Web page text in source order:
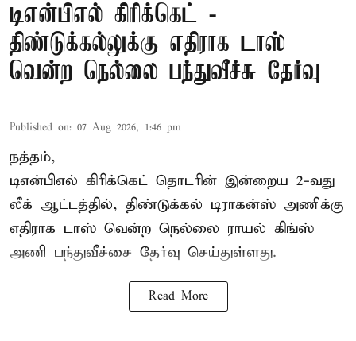
டிஎன்பிஎல் கிரிக்கெட் -
திண்டுக்கல்லுக்கு எதிராக டாஸ்
வென்ற நெல்லை பந்துவீச்சு தேர்வு
Published on: 07 Aug 2026, 1:46 pm
நத்தம்,
டிஎன்பிஎல் கிரிக்கெட் தொடரின் இன்றைய 2-வது
லீக் ஆட்டத்தில், திண்டுக்கல் டிராகன்ஸ் அணிக்கு
எதிராக டாஸ் வென்ற நெல்லை ராயல் கிங்ஸ்
அணி பந்துவீச்சை தேர்வு செய்துள்ளது.
Read More